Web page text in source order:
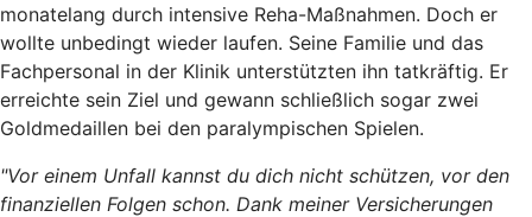
monatelang durch intensive Reha-Maßnahmen. Doch er
wollte unbedingt wieder laufen. Seine Familie und das
Fachpersonal in der Klinik unterstützten ihn tatkräftig. Er
erreichte sein Ziel und gewann schließlich sogar zwei
Goldmedaillen bei den paralympischen Spielen.
"Vor einem Unfall kannst du dich nicht schützen, vor den
finanziellen Folgen schon. Dank meiner Versicherungen